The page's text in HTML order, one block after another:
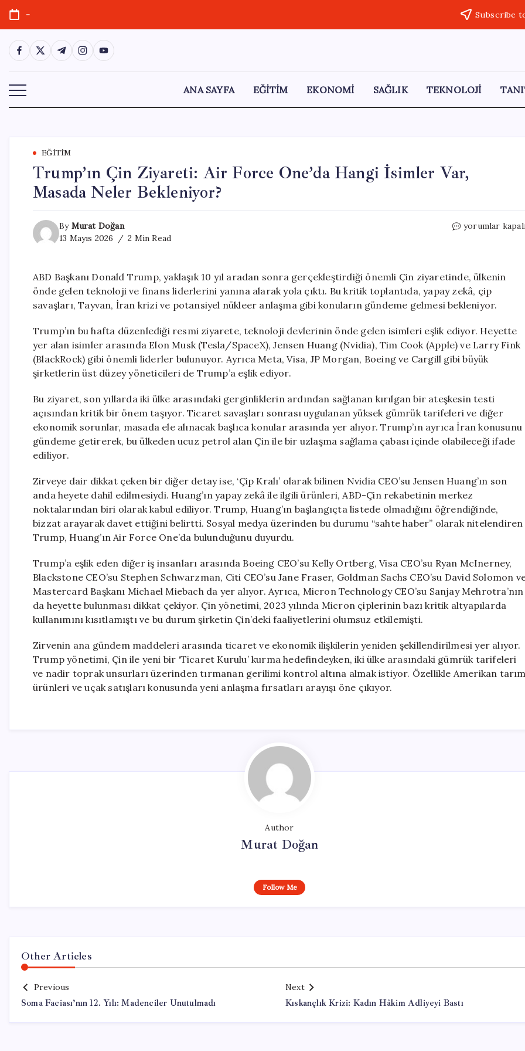
Skip
content
- Subscribe
https://www.facebook.com/
https://twitter.com/
https://t.me/
https://www.instagram.com/
https://youtube.com/
ANA SAYFA EĞİTİM EKONOMİ SAĞLIK TEKNOLOJİ
EĞITIM
Trump’ın Çin Ziyareti: Air Force One’da Hangi İsimler Var,
Masada Neler Bekleniyor?
By Murat Doğan
13 Mayıs 2026
2 Min Read
Trump’ın
Force
One’da
Hangi
İsimler
Masada
Neler
Bekleniyor?
yorumlar
ABD Başkanı Donald Trump, yaklaşık 10 yıl aradan sonra gerçekleştirdiği önemli Çin ziyaretinde, ülkenin
önde gelen teknoloji ve finans liderlerini yanına alarak yola çıktı. Bu kritik toplantıda, yapay zekâ, çip
savaşları, Tayvan, İran krizi ve potansiyel nükleer anlaşma gibi konuların gündeme gelmesi bekleniyor.
Trump’ın bu hafta düzenlediği resmi ziyarete, teknoloji devlerinin önde gelen isimleri eşlik ediyor. Heyette
yer alan isimler arasında Elon Musk (Tesla/SpaceX), Jensen Huang (Nvidia), Tim Cook (Apple) ve Larry Fink
(BlackRock) gibi önemli liderler bulunuyor. Ayrıca Meta, Visa, JP Morgan, Boeing ve Cargill gibi büyük
şirketlerin üst düzey yöneticileri de Trump’a eşlik ediyor.
Bu ziyaret, son yıllarda iki ülke arasındaki gerginliklerin ardından sağlanan kırılgan bir ateşkesin testi
açısından kritik bir önem taşıyor. Ticaret savaşları sonrası uygulanan yüksek gümrük tarifeleri ve diğer
ekonomik sorunlar, masada ele alınacak başlıca konular arasında yer alıyor. Trump’ın ayrıca İran konusunu
gündeme getirerek, bu ülkeden ucuz petrol alan Çin ile bir uzlaşma sağlama çabası içinde olabileceği ifade
ediliyor.
Zirveye dair dikkat çeken bir diğer detay ise, ‘Çip Kralı’ olarak bilinen Nvidia CEO’su Jensen Huang’ın son
anda heyete dahil edilmesiydi. Huang’ın yapay zekâ ile ilgili ürünleri, ABD-Çin rekabetinin merkez
noktalarından biri olarak kabul ediliyor. Trump, Huang’ın başlangıçta listede olmadığını öğrendiğinde,
bizzat arayarak davet ettiğini belirtti. Sosyal medya üzerinden bu durumu “sahte haber” olarak nitelendiren
Trump, Huang’ın Air Force One’da bulunduğunu duyurdu.
Trump’a eşlik eden diğer iş insanları arasında Boeing CEO’su Kelly Ortberg, Visa CEO’su Ryan McInerney,
Blackstone CEO’su Stephen Schwarzman, Citi CEO’su Jane Fraser, Goldman Sachs CEO’su David Solomon
Mastercard Başkanı Michael Miebach da yer alıyor. Ayrıca, Micron Technology CEO’su Sanjay Mehrotra’nın
da heyette bulunması dikkat çekiyor. Çin yönetimi, 2023 yılında Micron çiplerinin bazı kritik altyapılarda
kullanımını kısıtlamıştı ve bu durum şirketin Çin’deki faaliyetlerini olumsuz etkilemişti.
Zirvenin ana gündem maddeleri arasında ticaret ve ekonomik ilişkilerin yeniden şekillendirilmesi yer alıyor.
Trump yönetimi, Çin ile yeni bir ‘Ticaret Kurulu’ kurma hedefindeyken, iki ülke arasındaki gümrük tarifeleri
ve nadir toprak unsurları üzerinden tırmanan gerilimi kontrol altına almak istiyor. Özellikle Amerikan tarım
ürünleri ve uçak satışları konusunda yeni anlaşma fırsatları arayışı öne çıkıyor.
Author
Murat Doğan
Follow Me
Other Articles
Previous
Soma Faciası’nın 12. Yılı: Madenciler Unutulmadı
Next
Kıskançlık Krizi: Kadın Hâkim Adliyeyi Bastı